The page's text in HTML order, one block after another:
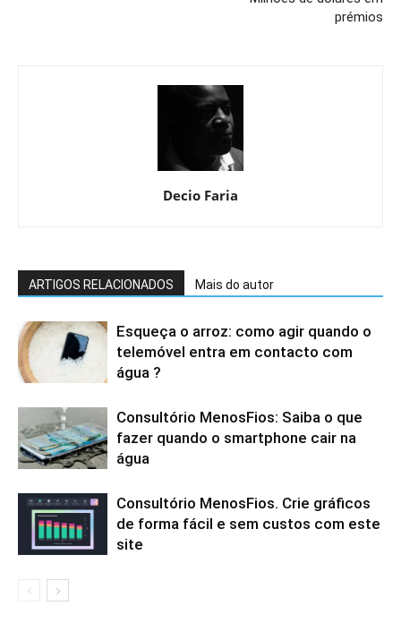
prémios
Decio Faria
ARTIGOS RELACIONADOS Mais do autor
Esqueça o arroz: como agir quando o
telemóvel entra em contacto com
água ?
Consultório MenosFios: Saiba o que
fazer quando o smartphone cair na
água
Consultório MenosFios. Crie gráficos
de forma fácil e sem custos com este
site